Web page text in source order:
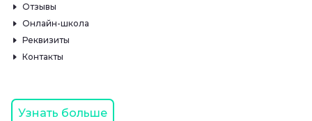
Отзывы
Онлайн-школа
Реквизиты
Контакты
Узнать больше